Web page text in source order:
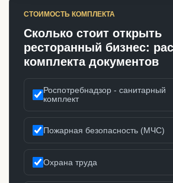
СТОИМОСТЬ КОМПЛЕКТА
Сколько стоит открыть
ресторанный бизнес:
комплекта документов
Роспотребнадзор - санитарный
комплект
Пожарная безопасность (МЧС)
Охрана труда